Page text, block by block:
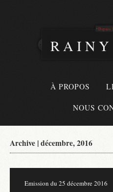
Depuis
RAINY
À PROPOS
NOUS
Archive | décembre, 2016
Emission du 25 décembre 2016